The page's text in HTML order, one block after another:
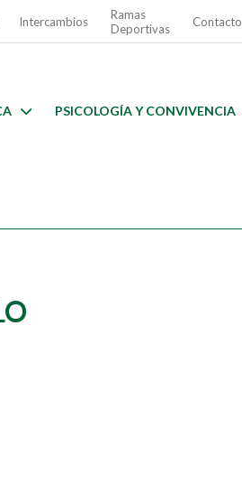
Intercambios
Ramas
Deportivas
Contacto
PSICOLOGÍA Y CONVIVENCIA